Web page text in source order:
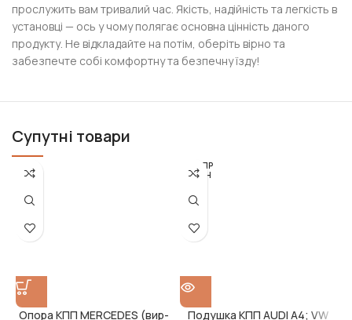
прослужить вам тривалий час. Якість, надійність та легкість в
установці — ось у чому полягає основна цінність даного
продукту. Не відкладайте на потім, оберіть вірно та
забезпечте собі комфортну та безпечну їзду!
Супутні товари
Опора КПП MERCEDES (вир-
РОЗПР
ОДАН
Подушка КПП AUDI A4; VW